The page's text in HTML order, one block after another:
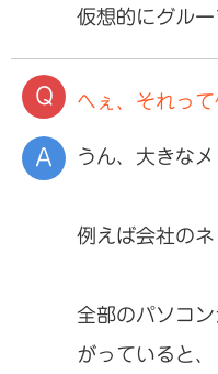
仮想的にグルー
へぇ、それっ
うん、大きなメ
例えば会社のネ
全部のパソコ
がっていると、